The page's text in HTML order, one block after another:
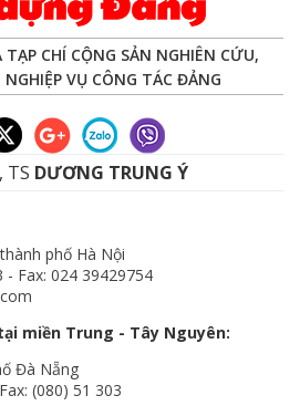
TẠP CHÍ CỘNG SẢN NGHIÊN CỨU,
NGHIỆP VỤ CÔNG TÁC ĐẢNG
TS DƯƠNG TRUNG Ý
phố Hà Nội
Fax: 024 39429754
miền Trung - Tây Nguyên:
Đà Nẵng
(080) 51 303